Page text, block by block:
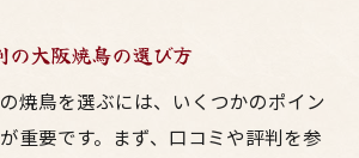
の焼鳥部位を徹底的に味比べ
か味わえない鳥料理の奥深さを体
の大阪焼鳥の選び方
焼鳥を選ぶには、いくつかのポイン
重要です。まず、口コミや評判を参